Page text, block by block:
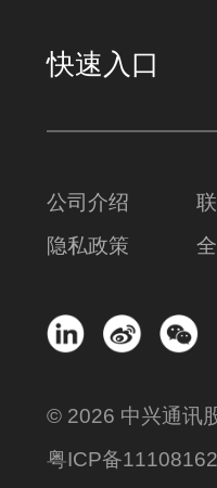
快速入口
公司介绍
隐私政策
© 2026 中兴通讯
粤ICP备